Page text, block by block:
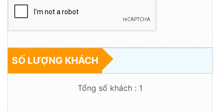
SỐ LƯỢNG KHÁCH
Tổng số khách : 1